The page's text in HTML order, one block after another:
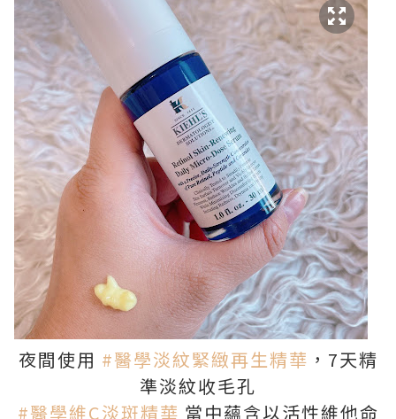
夜間使用 #醫學淡紋緊緻再生精華 ，7天精
準淡紋收毛孔
#醫學維C淡斑精華 當中蘊含以活性維他命